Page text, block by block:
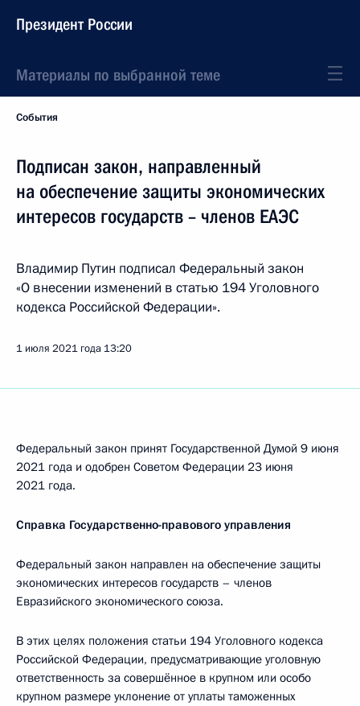
Президент России
Материалы по выбранной теме
События
Подписан закон, направленный
на обеспечение защиты экономических
интересов государств – членов ЕАЭС
Владимир Путин подписал Федеральный закон
«О внесении изменений в статью 194 Уголовного
кодекса Российской Федерации».
1 июля 2021 года 13:20
Федеральный закон принят Государственной Думой 9 июня
2021 года и одобрен Советом Федерации 23 июня
2021 года.
Справка Государственно-правового управления
Федеральный закон направлен на обеспечение защиты
экономических интересов государств – членов
Евразийского экономического союза.
В этих целях положения статьи 194 Уголовного кодекса
Российской Федерации, предусматривающие уголовную
ответственность за совершённое в крупном или особо
крупном размере уклонение от уплаты таможенных